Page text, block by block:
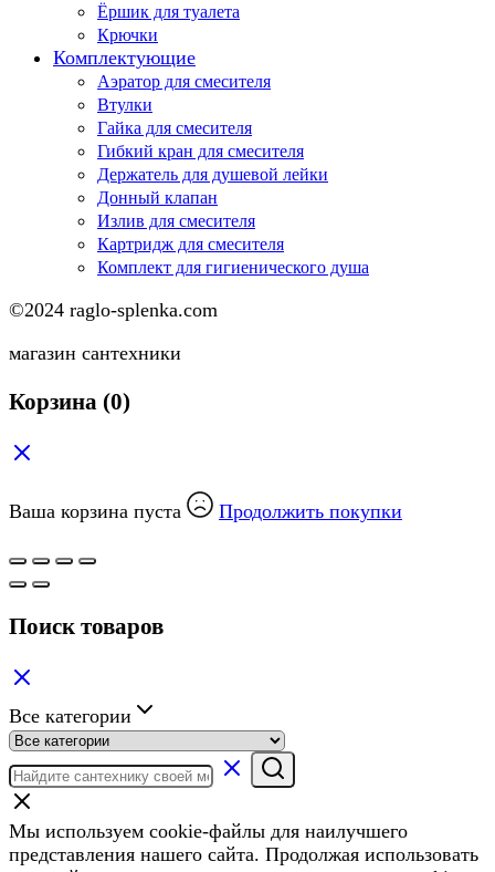
Ёршик для туалета
Крючки
Комплектующие
Аэратор для смесителя
Втулки
Гайка для смесителя
Гибкий кран для смесителя
Держатель для душевой лейки
Донный клапан
Излив для смесителя
Картридж для смесителя
Комплект для гигиенического душа
©2024 raglo-splenka.com
магазин сантехники
Корзина (0)
Ваша корзина пуста Продолжить покупки
Поиск товаров
Все категории
Мы используем cookie-файлы для наилучшего
представления нашего сайта. Продолжая использовать